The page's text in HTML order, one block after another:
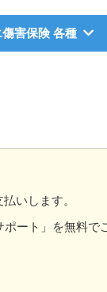
害保険 各種
いします。
ート」を無料で